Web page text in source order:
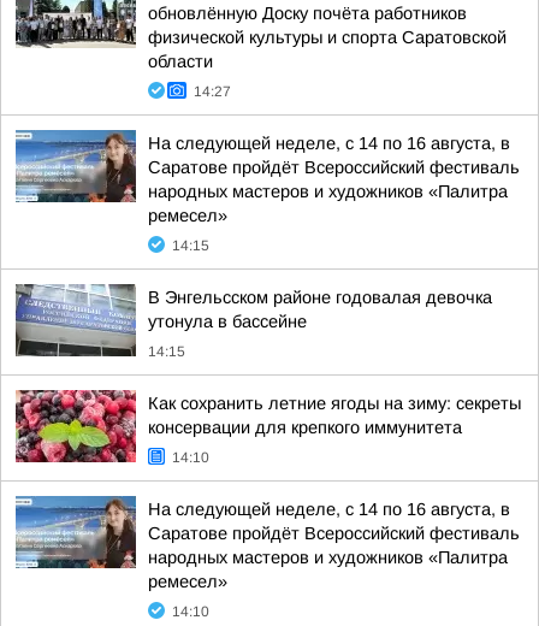
обновлённую Доску почёта работников
физической культуры и спорта Саратовской
области
14:27
На следующей неделе, с 14 по 16 августа, в
Саратове пройдёт Всероссийский фестиваль
народных мастеров и художников «Палитра
ремесел»
14:15
В Энгельсском районе годовалая девочка
утонула в бассейне
14:15
Как сохранить летние ягоды на зиму: секреты
консервации для крепкого иммунитета
14:10
На следующей неделе, с 14 по 16 августа, в
Саратове пройдёт Всероссийский фестиваль
народных мастеров и художников «Палитра
ремесел»
14:10